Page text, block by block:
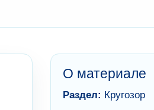
О материале
Раздел: Кругозор